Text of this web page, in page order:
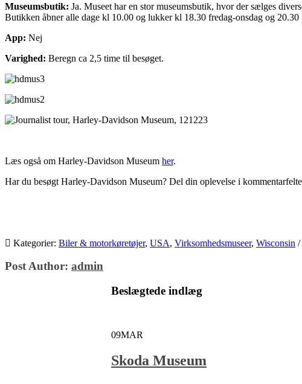
Museumsbutik: Ja. Museet har en stor museumsbutik, hvor der sælges
Butikken åbner alle dage kl 10.00 og lukker kl 18.30 fredag-onsdag og 20.30
App: Nej
Varighed: Beregn ca 2,5 time til besøget.
Læs også om Harley-Davidson Museum her.
Har du besøgt Harley-Davidson Museum? Del din oplevelse i
Kategorier: Biler & motorkøretøjer, USA, Virksomhedsmuseer, Wisconsin /
Post Author: admin
Beslægtede indlæg
09MAR
Skoda Museum